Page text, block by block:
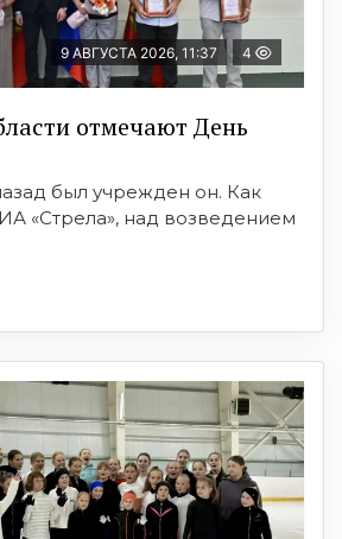
9 АВГУСТА 2026, 11:37 4
отмечают День
был учрежден он. Как
«Стрела», над возведением